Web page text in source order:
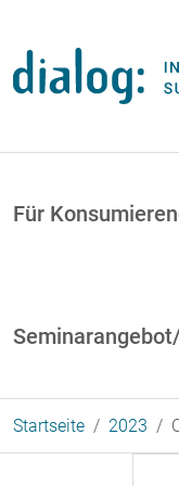
Für
Startseite 2023